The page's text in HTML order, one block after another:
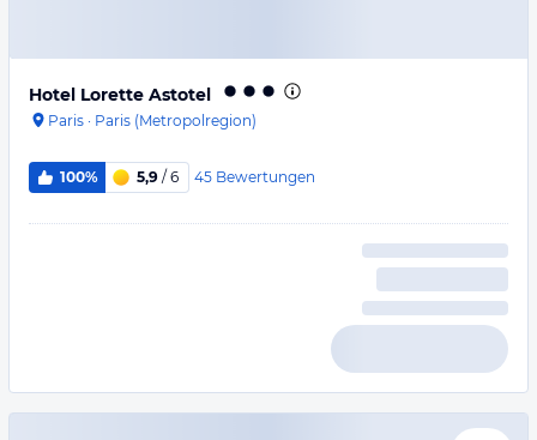
Hotel Lorette Astotel
Paris · Paris (Metropolregion)
100% 5,9 / 6 45 Bewertungen